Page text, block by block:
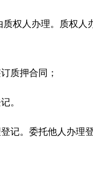
权人办理。质权人
质押合同；
。
记。委托他人办理